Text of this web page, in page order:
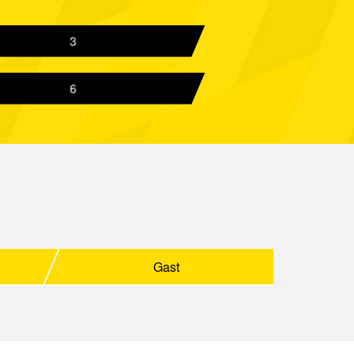
Spielbericht
Spielbericht
96
3
6
Gast